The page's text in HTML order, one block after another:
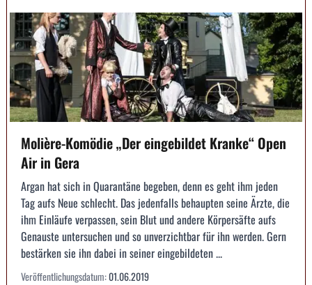
Molière-Komödie „Der eingebildet Kranke“ Open
Air in Gera
Argan hat sich in Quarantäne begeben, denn es geht ihm jeden
Tag aufs Neue schlecht. Das jedenfalls behaupten seine Ärzte, die
ihm Einläufe verpassen, sein Blut und andere Körpersäfte aufs
Genauste untersuchen und so unverzichtbar für ihn werden. Gern
bestärken sie ihn dabei in seiner eingebildeten ...
Veröffentlichungsdatum:01.06.2019